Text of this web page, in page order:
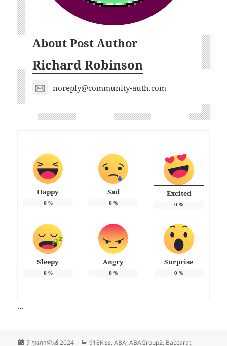
About Post Author
Richard Robinson
noreply@community-auth.com
Happy
0%
Sad
0%
Excited
0%
Sleepy
0%
Angry
0%
Surprise
0%
…
เขียน
7 กุมภาพันธ์ 2024 หมวด
918Kiss,ABA,ABAGroup2, Baccarat,